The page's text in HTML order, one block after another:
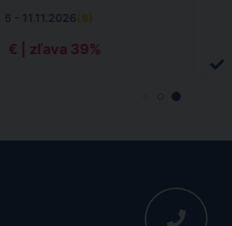
- 11.11.2026(8)
€ | zľava 39%